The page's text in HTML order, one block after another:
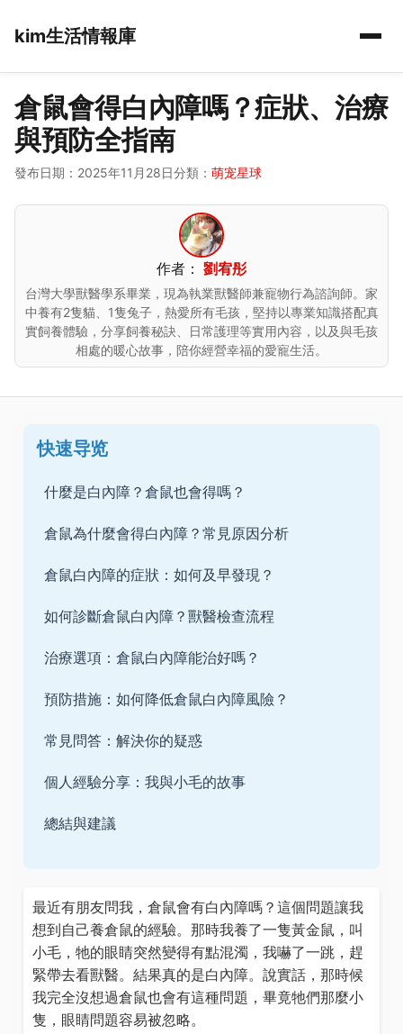
kim生活情報庫
倉鼠會得白內障嗎？症狀、治療
與預防全指南
發布日期：2025年11月28日分類： 萌宠星球
作者： 劉宥彤
台灣大學獸醫學系畢業，現為執業獸醫師兼寵物行為諮詢師。家
中養有2隻貓、1隻兔子，熱愛所有毛孩，堅持以專業知識搭配真
實飼養體驗，分享飼養秘訣、日常護理等實用內容，以及與毛孩
相處的暖心故事，陪你經營幸福的愛寵生活。
快速导览
什麼是白內障？倉鼠也會得嗎？
倉鼠為什麼會得白內障？常見原因分析
倉鼠白內障的症狀：如何及早發現？
如何診斷倉鼠白內障？獸醫檢查流程
治療選項：倉鼠白內障能治好嗎？
預防措施：如何降低倉鼠白內障風險？
常見問答：解決你的疑惑
個人經驗分享：我與小毛的故事
總結與建議
最近有朋友問我，倉鼠會有白內障嗎？這個問題讓我
想到自己養倉鼠的經驗。那時我養了一隻黃金鼠，叫
小毛，牠的眼睛突然變得有點混濁，我嚇了一跳，趕
緊帶去看獸醫。結果真的是白內障。說實話，那時候
我完全沒想過倉鼠也會有這種問題，畢竟牠們那麼小
隻，眼睛問題容易被忽略。